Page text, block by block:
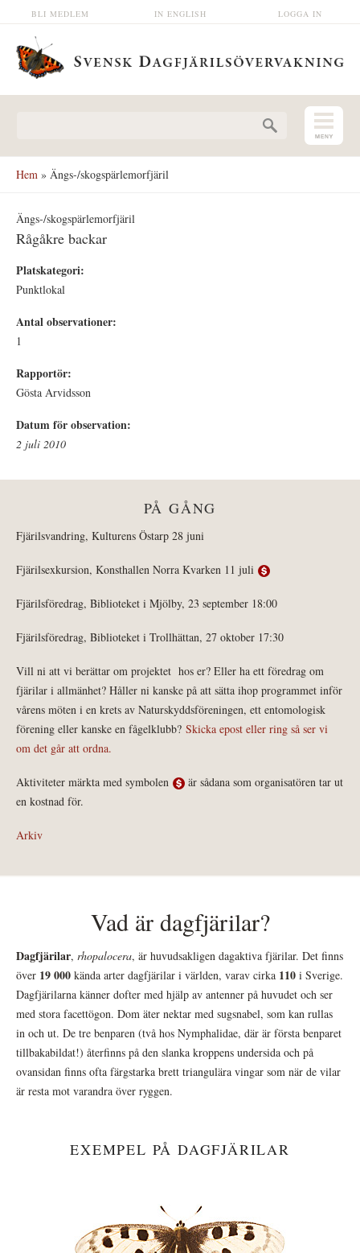
Hoppa till huvudinnehåll LOGGA IN
IN ENGLISH
BLI MEDLEM
Hem » Ängs-/skogspärlemorfjäril
Ängs-/skogspärlemorfjäril
Rågåkre backar
Platskategori:
Punktlokal
Antal observationer:
1
Rapportör:
Gösta Arvidsson
Datum för observation:
2 juli 2010
PÅ GÅNG
Fjärilsvandring, Kulturens Östarp 28 juni
Fjärilsexkursion, Konsthallen Norra Kvarken 11 juli
Fjärilsföredrag, Biblioteket i Mjölby, 23 september 18:00
Fjärilsföredrag, Biblioteket i Trollhättan, 27 oktober 17:30
Vill ni att vi berättar om projektet hos er? Eller ha ett föredrag om
fjärilar i allmänhet? Håller ni kanske på att sätta ihop programmet inför
vårens möten i en krets av Naturskyddsföreningen, ett entomologisk
förening eller kanske en fågelklubb? Skicka epost eller ring så ser vi
om det går att ordna.
Aktiviteter märkta med symbolen
är sådana som organisatören tar ut
en kostnad för.
Arkiv
Vad är dagfjärilar?
Dagfjärilar, rhopalocera, är huvudsakligen dagaktiva fjärilar. Det finns
över 19 000 kända arter dagfjärilar i världen, varav cirka 110 i Sverige.
Dagfjärilarna känner dofter med hjälp av antenner på huvudet och ser
med stora facettögon. Dom äter nektar med sugsnabel, som kan rullas
in och ut. De tre benparen (två hos Nymphalidae, där är första benparet
tillbakabildat!) återfinns på den slanka kroppens undersida och på
ovansidan finns ofta färgstarka brett triangulära vingar som när de vilar
är resta mot varandra över ryggen.
EXEMPEL PÅ DAGFJÄRILAR